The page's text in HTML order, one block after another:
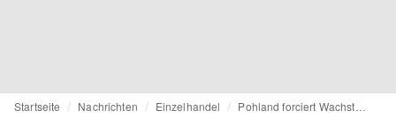
Startseite Nachrichten Einzelhandel